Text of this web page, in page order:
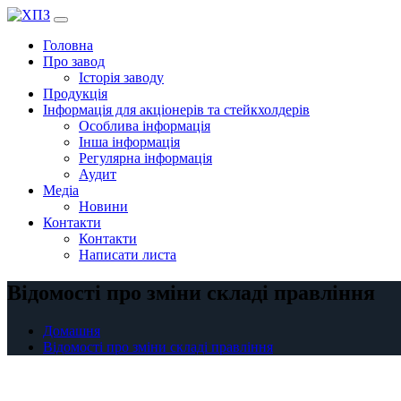
Перейти
вмістуГоловна
Про завод
Історія заводу
Продукція
Інформація для акціонерів та стейкхолдерів
Особлива інформація
Інша інформація
Регулярна інформація
Аудит
Медіа
Новини
Контакти
Контакти
Написати листа
Відомості про зміни складі правління
Домашня
Відомості про зміни складі правління